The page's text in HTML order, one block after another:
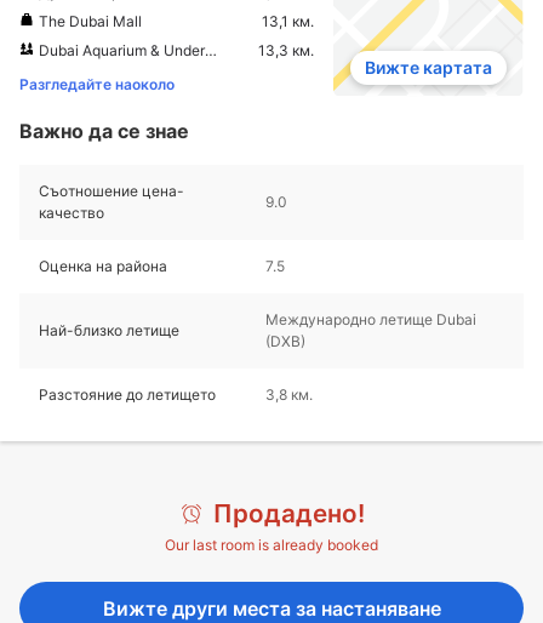
The Dubai Mall
13,1 км.
Dubai Aquarium & Underwater Zoo
13,3 км.
Разгледайте наоколо
Вижте картата
Важно да се знае
Съотношение цена-
качество
9.0
Оценка на района 7.5
Най-близко летище
Международно летище Dubai
(DXB)
Разстояние до летището 3,8 км.
Продадено!
Our last room is already booked
Вижте други места за настаняване